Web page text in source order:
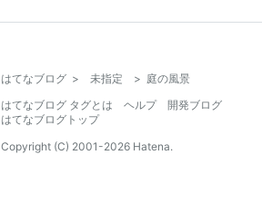
はてなブログ > 未指定 > 庭の風景
はてなブログ タグとは
ヘルプ
開発ブログ
はてなブログトップ
Copyright (C) 2001-2026 Hatena.